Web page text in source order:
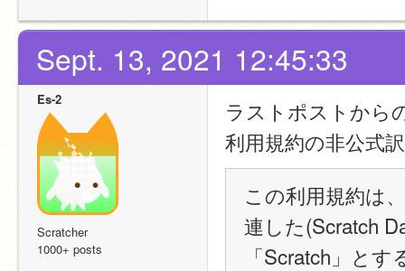
Sept. 13, 2021 12:45:33
Es-2
Scratcher
1000+ posts
ラストポストから
利用規約の非公式
この利用規約は
連した(Scratch
「Scratch」と